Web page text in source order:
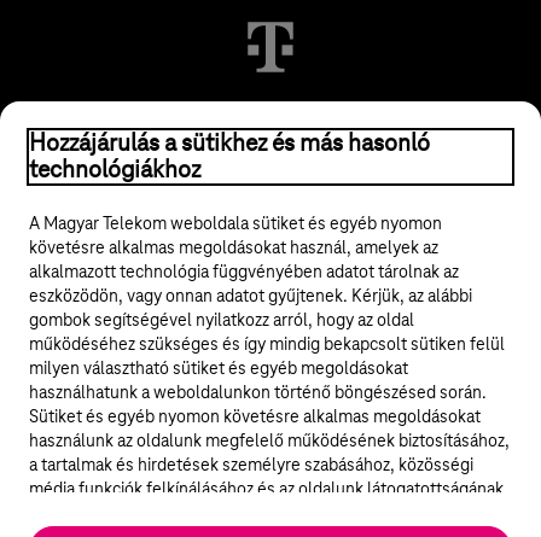
© 2026 Magyar Telekom Nyrt.
ÁSZF
Adatvédelem
Felhívások
Hírlevél
Közösségi média
Hozzájárulás a sütikhez és más hasonló
technológiákhoz
A Magyar Telekom weboldala sütiket és egyéb nyomon
követésre alkalmas megoldásokat használ, amelyek az
alkalmazott technológia függvényében adatot tárolnak az
eszközödön, vagy onnan adatot gyűjtenek. Kérjük, az alábbi
gombok segítségével nyilatkozz arról, hogy az oldal
működéséhez szükséges és így mindig bekapcsolt sütiken felül
milyen választható sütiket és egyéb megoldásokat
használhatunk a weboldalunkon történő böngészésed során.
Sütiket és egyéb nyomon követésre alkalmas megoldásokat
használunk az oldalunk megfelelő működésének biztosításához,
a tartalmak és hirdetések személyre szabásához, közösségi
média funkciók felkínálásához és az oldalunk látogatottságának